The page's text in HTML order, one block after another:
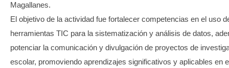
Magallanes.
El objetivo de la actividad fue fortalecer competencias en el uso
herramientas TIC para la sistematización y análisis de datos,
potenciar la comunicación y divulgación de proyectos de
escolar, promoviendo aprendizajes significativos y aplicables en